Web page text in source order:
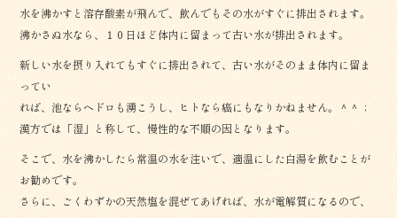
水を沸かすと溶存酸素が飛んで、飲んでもその水がすぐに排出されます。
沸かさぬ水なら、１０日ほど体内に留まって古い水が排出されます。
新しい水を摂り入れてもすぐに排出されて、古い水がそのまま体内に留ま
ってい
れば、池ならヘドロも湧こうし、ヒトなら癌にもなりかねません。＾＾；
漢方では「湿」と称して、慢性的な不順の因となります。
そこで、水を沸かしたら常温の水を注いで、適温にした白湯を飲むことが
お勧めです。
さらに、ごくわずかの天然塩を混ぜてあげれば、水が電解質になるので、